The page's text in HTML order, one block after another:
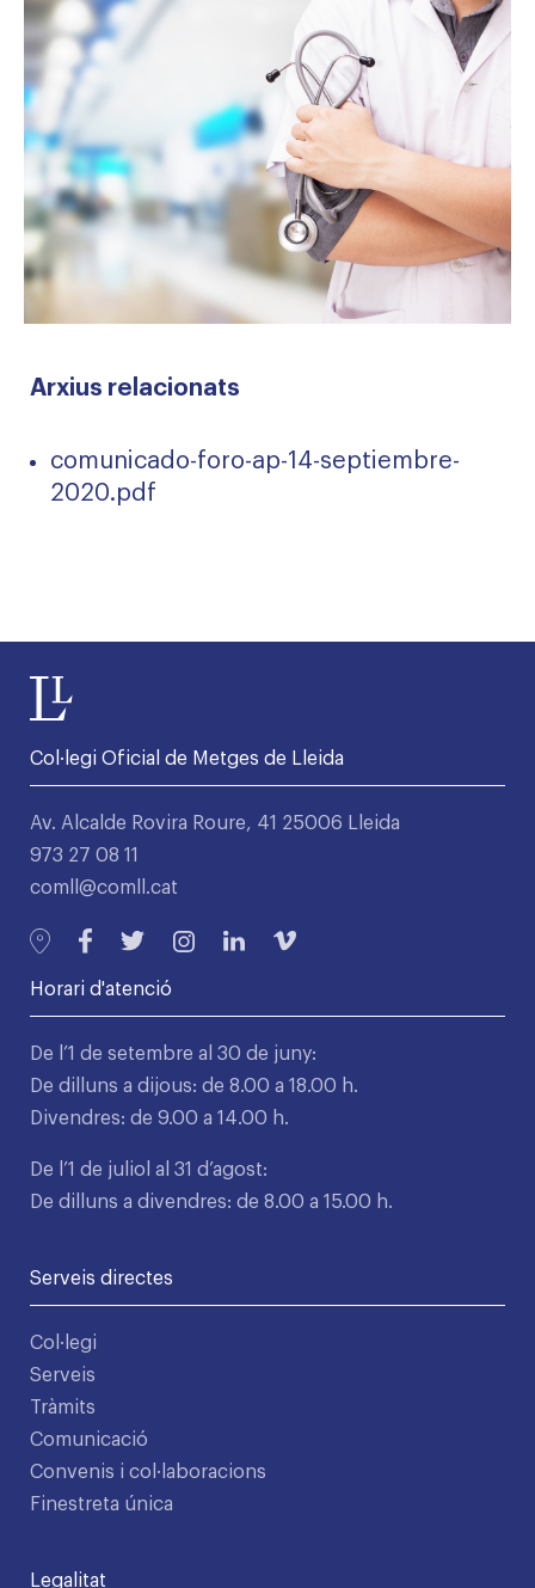
Arxius relacionats
comunicado-foro-ap-14-septiembre-
2020.pdf
Col·legi Oficial de Metges de Lleida
Av. Alcalde Rovira Roure, 41 25006 Lleida
973 27 08 11
comll@comll.cat
Horari d'atenció
De l’1 de setembre al 30 de juny:
De dilluns a dijous: de 8.00 a 18.00 h.
Divendres: de 9.00 a 14.00 h.
De l’1 de juliol al 31 d’agost:
De dilluns a divendres: de 8.00 a 15.00 h.
Serveis directes
Col·legi
Serveis
Tràmits
Comunicació
Convenis i col·laboracions
Finestreta única
Legalitat